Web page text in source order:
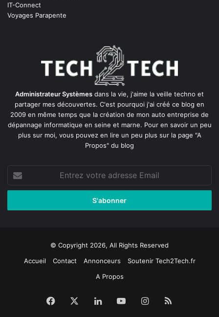
IT-Connect
Voyages Parapente
Administrateur Systèmes dans la vie, j'aime la veille techno et
partager mes découvertes. C'est pourquoi j'ai créé ce blog en
2009 en même temps que la création de mon auto entreprise de
dépannage informatique en seine et marne. Pour en savoir un peu
plus sur moi, vous pouvez en lire un peu plus sur la page "A
Propos" du blog
Entrez
votre
adresse
© Copyright 2026, All Rights Reserved
Accueil
Contact Annonceurs
Soutenir Tech2Tech.fr
A Propos
Facebook LinkedinYouTubeInstagram